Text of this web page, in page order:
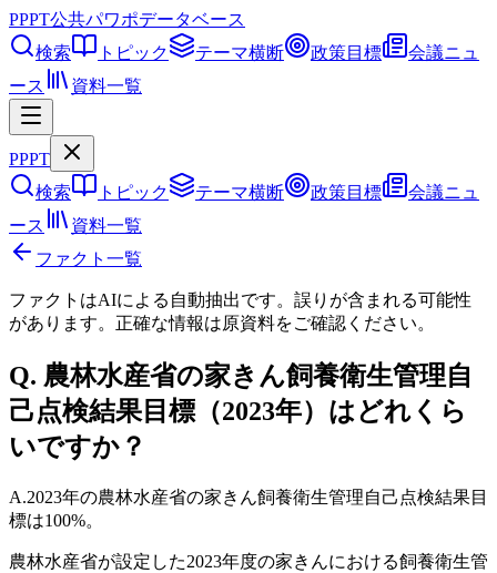
PPPT公共パワポデータベース
検索
トピック テーマ横断 政策目標
会議ニュ
ース
資料一覧
PPPT
検索
トピック テーマ横断 政策目標
会議ニュ
ース
資料一覧
ファクト一覧
ファクトはAIによる自動抽出です。誤りが含まれる可能性
があります。正確な情報は原資料をご確認ください。
Q. 農林水産省の家きん飼養衛生管理自
己点検結果目標（2023年）はどれくら
いですか？
A.2023年の農林水産省の家きん飼養衛生管理自己点検結果目
標は100%。
農林水産省が設定した2023年度の家きんにおける飼養衛生管